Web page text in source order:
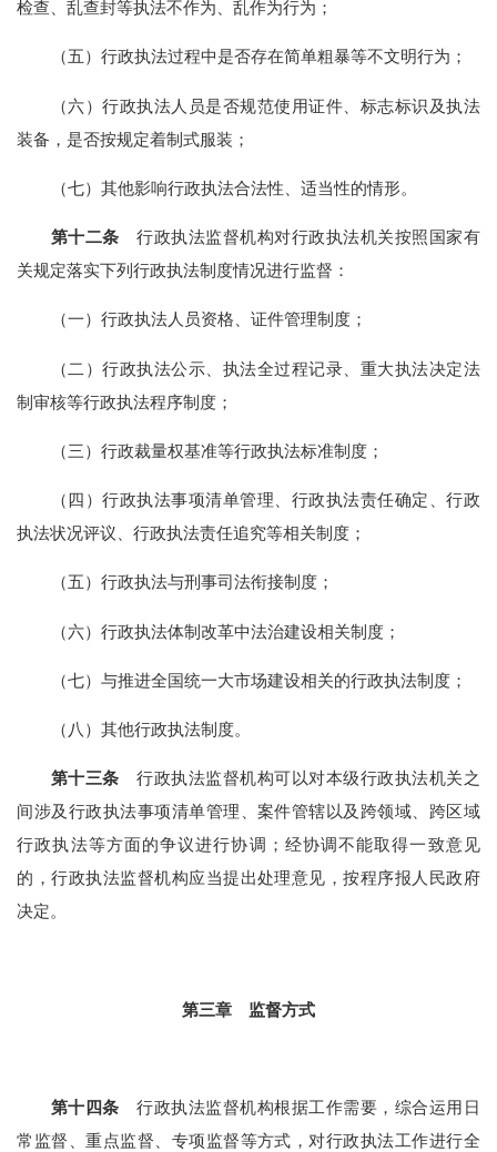
检查、乱查封等执法不作为、乱作为行为；
（五）行政执法过程中是否存在简单粗暴等不文明行为；
（六）行政执法人员是否规范使用证件、标志标识及执法
装备，是否按规定着制式服装；
（七）其他影响行政执法合法性、适当性的情形。
第十二条 行政执法监督机构对行政执法机关按照国家有
关规定落实下列行政执法制度情况进行监督：
（一）行政执法人员资格、证件管理制度；
（二）行政执法公示、执法全过程记录、重大执法决定法
制审核等行政执法程序制度；
（三）行政裁量权基准等行政执法标准制度；
（四）行政执法事项清单管理、行政执法责任确定、行政
执法状况评议、行政执法责任追究等相关制度；
（五）行政执法与刑事司法衔接制度；
（六）行政执法体制改革中法治建设相关制度；
（七）与推进全国统一大市场建设相关的行政执法制度；
（八）其他行政执法制度。
第十三条 行政执法监督机构可以对本级行政执法机关之
间涉及行政执法事项清单管理、案件管辖以及跨领域、跨区域
行政执法等方面的争议进行协调；经协调不能取得一致意见
的，行政执法监督机构应当提出处理意见，按程序报人民政府
决定。
第三章 监督方式
第十四条 行政执法监督机构根据工作需要，综合运用日
常监督、重点监督、专项监督等方式，对行政执法工作进行全